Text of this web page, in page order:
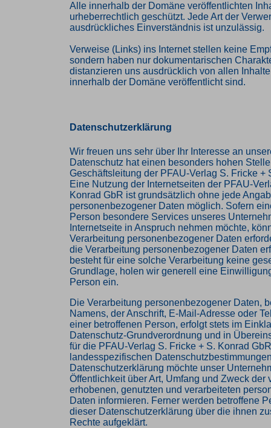
Alle innerhalb der Domäne veröffentlichten
urheberrechtlich geschützt. Jede Art der
ausdrückliches Einverständnis ist unzulässig.
Verweise (Links) ins Internet stellen keine
sondern haben nur dokumentarischen
distanzieren uns ausdrücklich von allen
innerhalb der Domäne veröffentlicht sind.
Datenschutzerklärung
Wir freuen uns sehr über Ihr Interesse an
Datenschutz hat einen besonders hohen
Geschäftsleitung der PFAU-Verlag S. Fricke +
Eine Nutzung der Internetseiten der PFAU-
Konrad GbR ist grundsätzlich ohne jede
personenbezogener Daten möglich. Sofern
Person besondere Services unseres
Internetseite in Anspruch nehmen möchte,
Verarbeitung personenbezogener Daten
die Verarbeitung personenbezogener Daten
besteht für eine solche Verarbeitung keine
Grundlage, holen wir generell eine
Person ein.
Die Verarbeitung personenbezogener Daten,
Namens, der Anschrift, E-Mail-Adresse oder
einer betroffenen Person, erfolgt stets im
Datenschutz-Grundverordnung und in
für die PFAU-Verlag S. Fricke + S. Konrad
landesspezifischen
Datenschutzerklärung möchte unser
Öffentlichkeit über Art, Umfang und Zweck der
erhobenen, genutzten und verarbeiteten
Daten informieren. Ferner werden betroffene
dieser Datenschutzerklärung über die ihnen
Rechte aufgeklärt.